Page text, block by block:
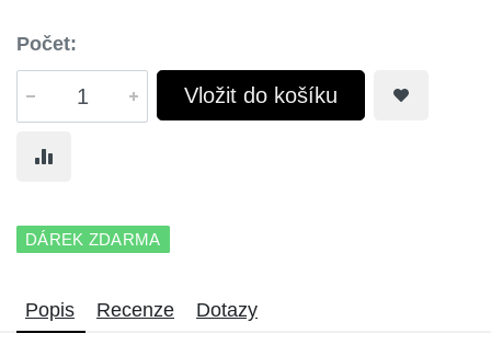
Počet:
Vložit do košíku
DÁREK ZDARMA
Popis Recenze Dotazy